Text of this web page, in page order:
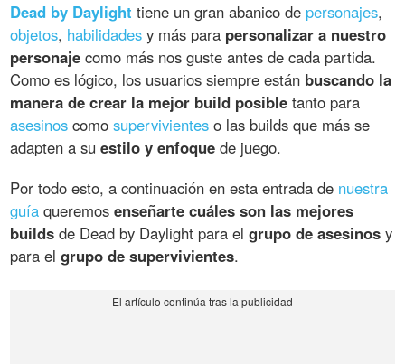
Dead by Daylight tiene un gran abanico de personajes,
objetos, habilidades y más para personalizar a nuestro
personaje como más nos guste antes de cada partida.
Como es lógico, los usuarios siempre están buscando la
manera de crear la mejor build posible tanto para
asesinos comosupervivientes o las builds que más se
adapten a suestilo y enfoque de juego.
Por todo esto, a continuación en esta entrada de nuestra
guía queremosenseñarte cuáles son las mejores
builds de Dead by Daylight para elgrupo de asesinos y
para elgrupo de supervivientes.